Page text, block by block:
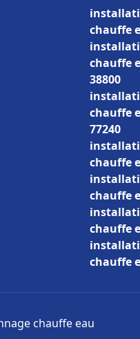
chauffe
chauffe
38800
chauffe
77240
chauffe
chauffe
chauffe
chauffe
chauffe eau